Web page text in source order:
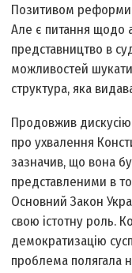
Позитивом реформи
Але є питання щодо
представництво в
можливостей шукати
структура, яка
Продовжив
про ухвалення
зазначив, що вона
представленими в
Основний Закон
свою істотну роль.
демократизацію
проблема полягала